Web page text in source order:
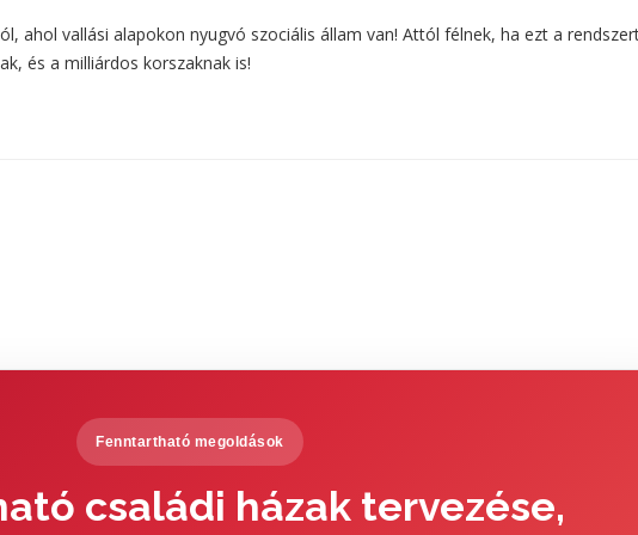
ahol vallási alapokon nyugvó szociális állam van! Attól félnek, ha ezt a
és a milliárdos korszaknak is!
Fenntartható megoldások
családi házak tervezése,